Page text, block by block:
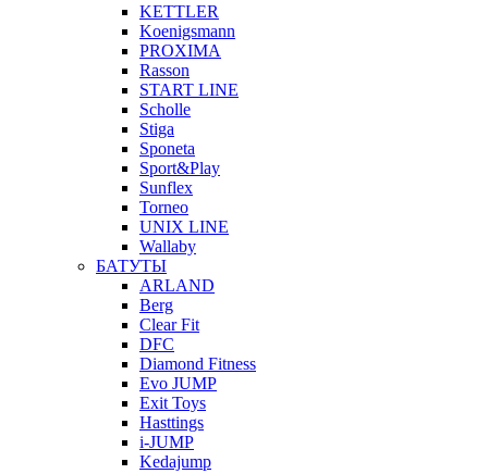
KETTLER
Koenigsmann
PROXIMA
Rasson
START LINE
Scholle
Stiga
Sponeta
Sport&Play
Sunflex
Torneo
UNIX LINE
Wallaby
БАТУТЫ
ARLAND
Berg
Clear Fit
DFC
Diamond Fitness
Evo JUMP
Exit Toys
Hasttings
i-JUMP
Kedajump